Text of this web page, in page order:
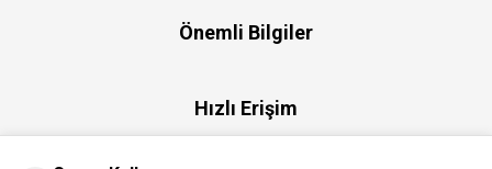
Önemli Bilgiler
Hızlı Erişim